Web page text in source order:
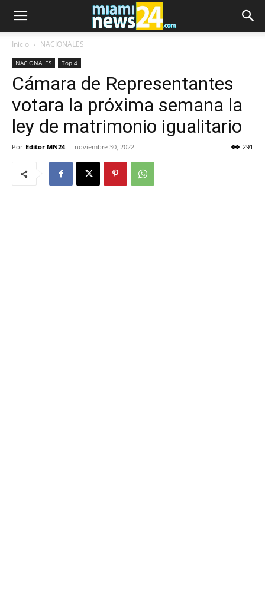
Inicio NACIONALES
NACIONALES Top 4
Cámara de Representantes
votara la próxima semana la
ley de matrimonio igualitario
Por Editor MN24 - noviembre 30, 2022 291